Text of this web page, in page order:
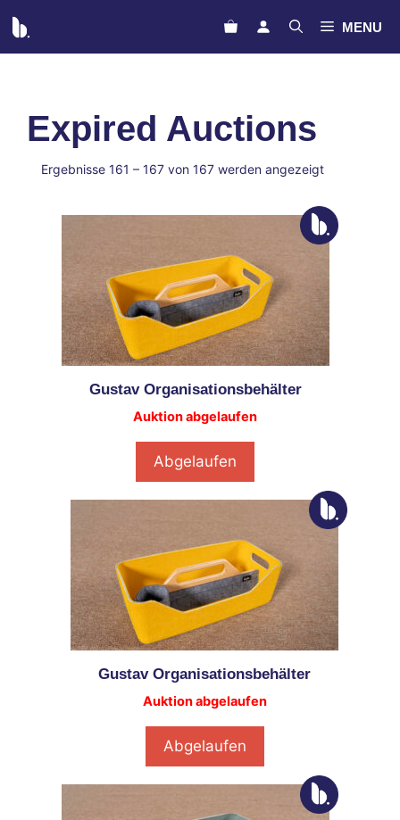
Inhalt
springen
MENU
Expired Auctions
Ergebnisse 161 – 167 von 167 werden angezeigtmeta_value
Gustav Organisationsbehälter
Auktion abgelaufen
Abgelaufen
Gustav Organisationsbehälter
Auktion abgelaufen
Abgelaufen